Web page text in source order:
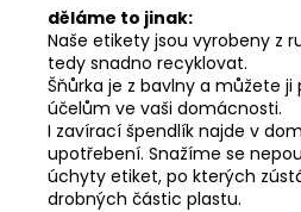
děláme to jinak:
Naše etikety jsou vyrobeny z
tedy snadno recyklovat.
Šňůrka je z bavlny a můžete
účelům ve vaši domácnosti.
I zavírací špendlík najde v
upotřebení. Snažíme se
úchyty etiket, po kterých
drobných částic plastu.